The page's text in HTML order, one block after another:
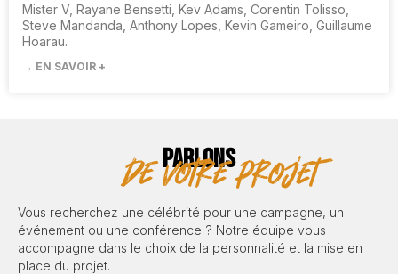
Mister V, Rayane Bensetti, Kev Adams, Corentin Tolisso,
Steve Mandanda, Anthony Lopes, Kevin Gameiro, Guillaume
Hoarau.
→ EN SAVOIR +
PARLONS
de votre projet
Vous recherchez une célébrité pour une campagne, un
événement ou une conférence ? Notre équipe vous
accompagne dans le choix de la personnalité et la mise en
place du projet.